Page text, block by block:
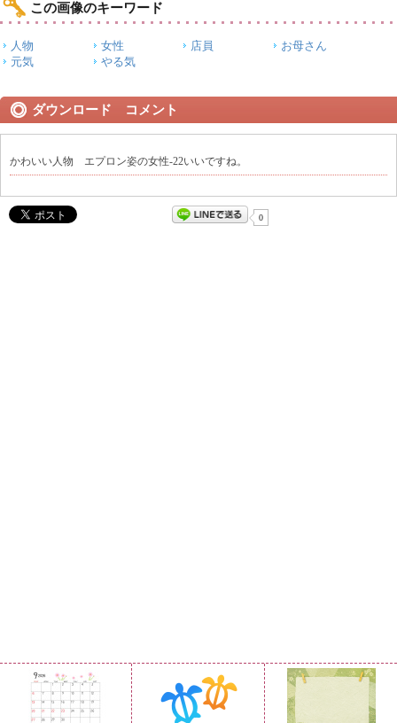
この画像のキーワード
人物 女性 店員
お母さん
元気
やる気
ダウンロード コメント
かわいい人物 エプロン姿の女性-22いいですね。
0